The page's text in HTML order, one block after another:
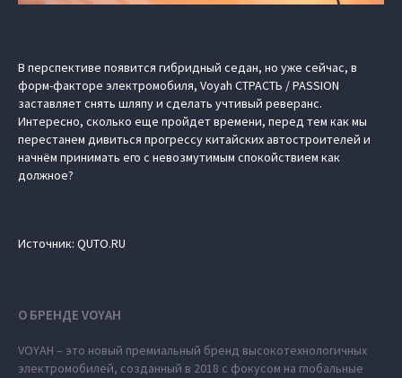
В перспективе появится гибридный седан, но уже сейчас, в
форм-факторе электромобиля, Voyah СТРАСТЬ / PASSION
заставляет снять шляпу и сделать учтивый реверанс.
Интересно, сколько еще пройдет времени, перед тем как мы
перестанем дивиться прогрессу китайских автостроителей и
начнём принимать его с невозмутимым спокойствием как
должное?
Источник: QUTO.RU
О БРЕНДЕ VOYAH
VOYAH – это новый премиальный бренд высокотехнологичных
электромобилей, созданный в 2018 с фокусом на глобальные